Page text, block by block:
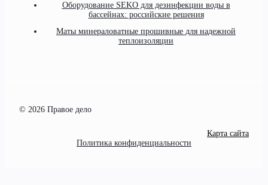
Оборудование SEKO для дезинфекции воды в
бассейнах: российские решения
Маты минераловатные прошивные для надежной
теплоизоляции
© 2026 Правое дело
Карта сайта
Политика конфиденциальности